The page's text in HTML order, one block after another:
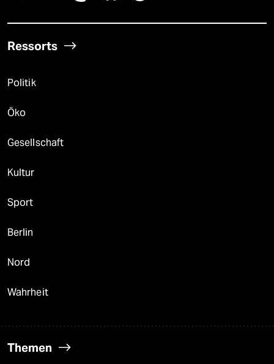
Ressorts
Politik
Öko
Gesellschaft
Kultur
Sport
Berlin
Nord
Wahrheit
Themen